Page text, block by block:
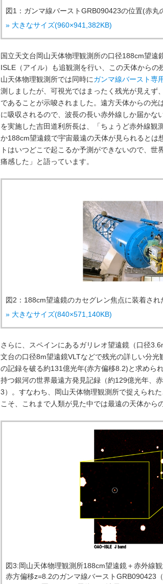
図1：ガンマ線バーストGRB090423の位置(赤丸
» 大きなサイズ(960×941,382KB)
国立天文台岡山天体物理観測所の口径188cm望遠
ISLE（アイル）も追観測を行い、この天体からの
山天体物理観測所では同時にガンマ線バースト専
測しましたが、可視光ではまったく残光が見えず
であることが示唆されました。遠方天体からの光
に吸収されるので、波長の長い赤外線しか届かな
を実施した吉田道利所長は、「ちょうど赤外線観
か188cm望遠鏡で宇宙最遠の天体が見られるとは
トはいつどこで起こるか予測ができないので、
痛感した」と語っています。
図2：188cm望遠鏡のカセグレン焦点に装着され
» 大きなサイズ(840×571,140KB)
さらに、スペインにあるガリレオ望遠鏡（口径
文台の口径8m望遠鏡VLTなどで残光の詳しい分
の記録を破る約131億光年(赤方偏移8.2)と求めら
持つ銀河の世界最遠方発見記録（約129億光年、
3）。すなわち、岡山天体物理観測所で捉えられ
こそ、これまで人類が見た中では最遠の天体から
図3:岡山天体物理観測所188cm望遠鏡＋赤外線
赤方偏移z=8.2のガンマ線バーストGRB090423